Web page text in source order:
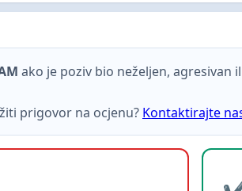
ako je poziv bio neželjen, agresivan
prigovor na ocjenu? Kontaktirajte